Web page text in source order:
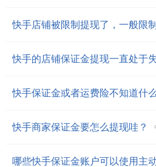
快手店铺被限制提现了，一般限
快手的店铺保证金提现一直处于
快手保证金或者运费险不知道什
快手商家保证金要怎么提现哇？
哪些快手保证金账户可以使用主